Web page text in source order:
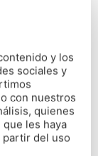
será acudiendo
con los
trastorno
y los
sociales y
con nuestros
quienes
les haya
partir del uso